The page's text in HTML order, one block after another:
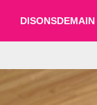
DISONSDEMAIN